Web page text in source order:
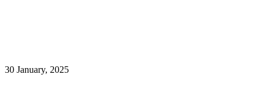
30 January, 2025